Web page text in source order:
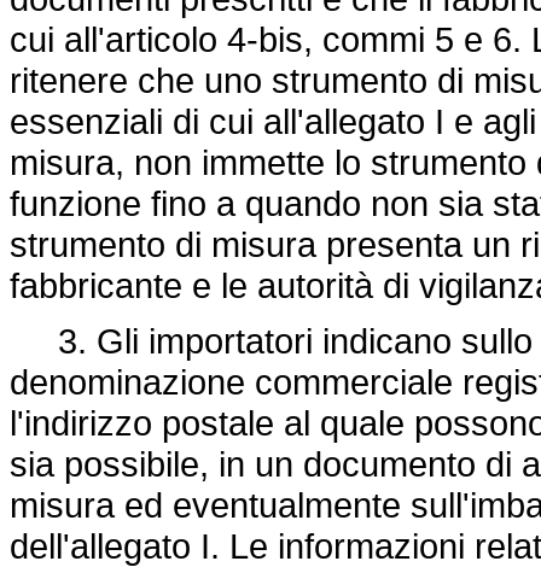
cui all'articolo 4-bis, commi 5 e
ritenere che uno strumento di
essenziali di cui all'allegato I e
misura, non immette lo
funzione fino a quando non sia
strumento di misura presenta un
fabbricante e le autorità di
3. Gli importatori indicano sullo
denominazione commerciale
l'indirizzo postale al quale
sia possibile, in un documento di
misura ed eventualmente
dell'allegato I. Le informazioni